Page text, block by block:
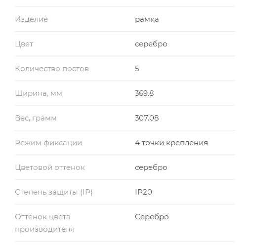
Изделие рамка
Цвет серебро
Количество постов 5
Ширина, мм 369.8
Вес, грамм 307.08
Режим фиксации 4 точки крепления
Цветовой оттенок серебро
Степень защиты (IP) IP20
Оттенок цвета
производителя
Серебро